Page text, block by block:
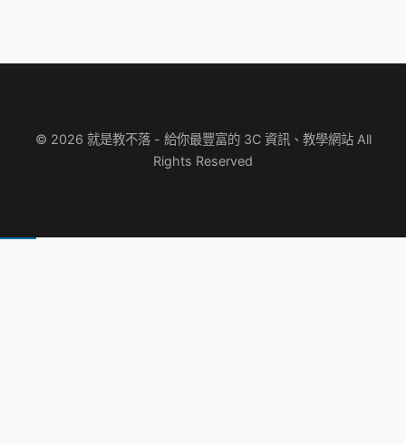
© 2026 就是教不落 - 給你最豐富的 3C 資訊、教學網站 All
Rights Reserved